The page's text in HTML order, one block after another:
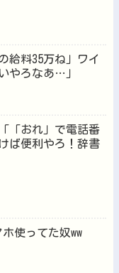
給料35万ね」ワイ
やろなあ…」
「おれ」で電話番
ば便利やろ！辞書
使ってた奴ww